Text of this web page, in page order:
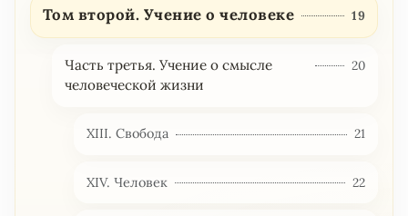
Том второй. Учение о человеке 19
Часть третья. Учение о смысле
человеческой жизни
20
XIII. Свобода 21
XIV. Человек 22